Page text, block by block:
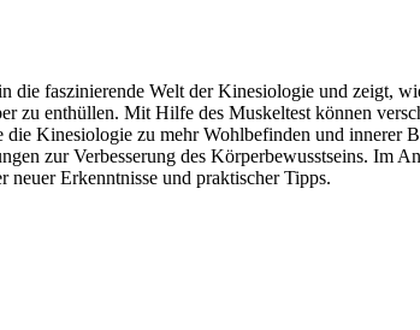
faszinierende Welt der Kinesiologie und zeigt,
enthüllen. Mit Hilfe des Muskeltest können
Kinesiologie zu mehr Wohlbefinden und innerer
zur Verbesserung des Körperbewusstseins. Im
Erkenntnisse und praktischer Tipps.